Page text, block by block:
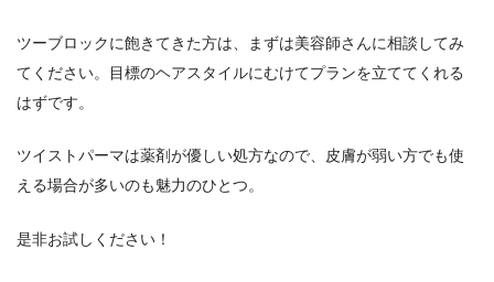
ツーブロックに飽きてきた方は、まずは美容師さんに相談してみ
てください。目標のヘアスタイルにむけてプランを立ててくれる
はずです。
ツイストパーマは薬剤が優しい処方なので、皮膚が弱い方でも使
える場合が多いのも魅力のひとつ。
是非お試しください！